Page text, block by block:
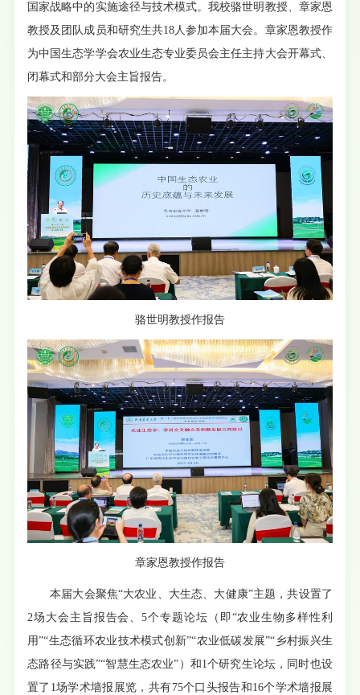
国家战略中的实施途径与技术模式。我校骆世明教授、章家恩
教授及团队成员和研究生共18人参加本届大会。章家恩教授作
为中国生态学学会农业生态专业委员会主任主持大会开幕式、
闭幕式和部分大会主旨报告。
骆世明教授作报告
章家恩教授作报告
本届大会聚焦“大农业、大生态、大健康”主题，共设置了
2场大会主旨报告会、5个专题论坛（即“农业生物多样性利
用”“生态循环农业技术模式创新”“农业低碳发展”“乡村振兴生
态路径与实践”“智慧生态农业”）和1个研究生论坛，同时也设
置了1场学术墙报展览，共有75个口头报告和16个学术墙报展